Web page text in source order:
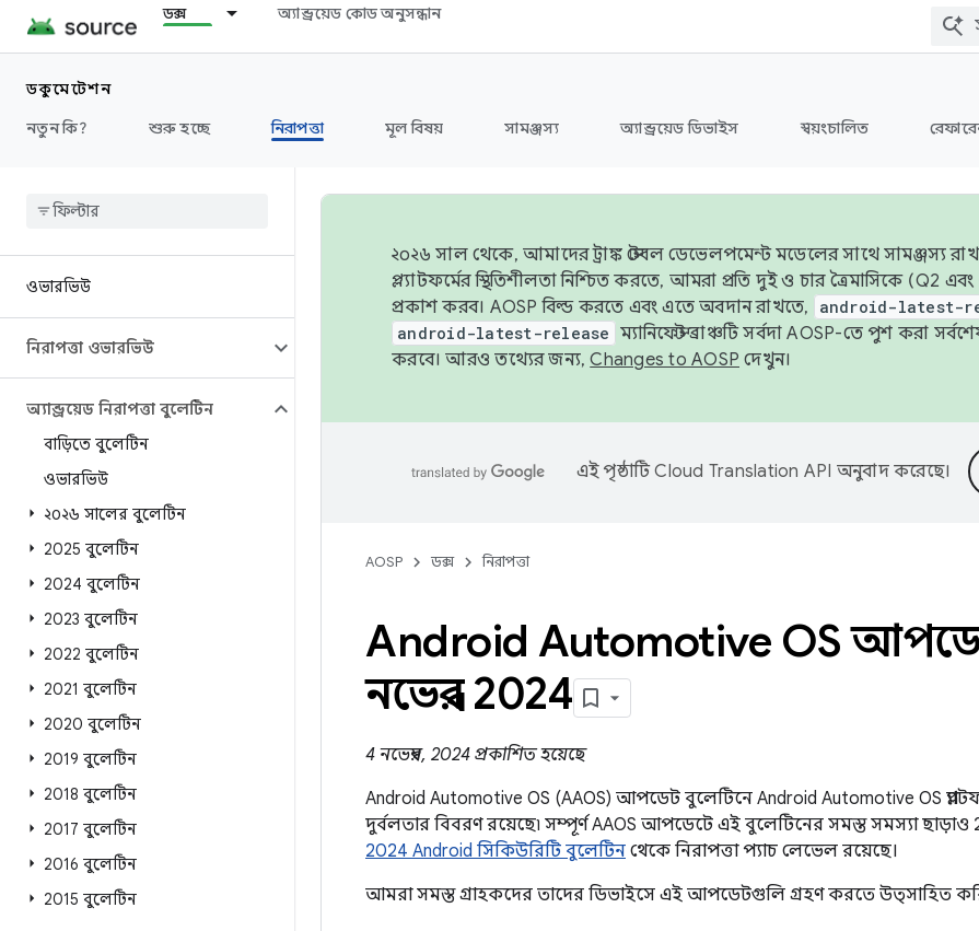
ডক্স অ্যান্ড্রয়েড কোড অনুসন্ধান
ডকুমেন্টেশন
নতুন কি?
শুরু হচ্ছে নিরাপত্তা মূল বিষয় সামঞ্জস্য অ্যান্ড্রয়েড ডিভাইস স্বয়ংচালিত
ওভারভিউ
নিরাপত্তা ওভারভিউ
অ্যান্ড্রয়েড নিরাপত্তা বুলেটিন
বাড়িতে বুলেটিন
ওভারভিউ
২০২৬ সালের বুলেটিন
2025 বুলেটিন
2024 বুলেটিন
2023 বুলেটিন
2022 বুলেটিন
2021 বুলেটিন
2020 বুলেটিন
2019 বুলেটিন
2018 বুলেটিন
2017 বুলেটিন
2016 বুলেটিন
2015 বুলেটিন
২০২৬ সাল থেকে, আমাদের ট্রাঙ্ক স্টেবল ডেভেলপমেন্ট মডেলের সাথে সামঞ্জস্য
প্ল্যাটফর্মের স্থিতিশীলতা নিশ্চিত করতে, আমরা প্রতি দুই ও চার ত্রৈমাসিকে (Q2
প্রকাশ করব। AOSP বিল্ড করতে এবং এতে অবদান রাখতে,
android-latest-
android-latest-release ম্যানিফেস্ট ব্রাঞ্চটি সর্বদা AOSP-তে পুশ করা
করবে। আরও তথ্যের জন্য,Changes to AOSP দেখুন।
এই পৃষ্ঠাটিCloud Translation API অনুবাদ করেছে।
AOSP ডক্স নিরাপত্তা
Android Automotive OS
নভেম্বর 2024
4 নভেম্বর, 2024 প্রকাশিত হয়েছে
Android Automotive OS (AAOS) আপডেট বুলেটিনে Android Automotive OS
দুর্বলতার বিবরণ রয়েছে৷ সম্পূর্ণ AAOS আপডেটে এই বুলেটিনের সমস্ত সমস্যা
2024 Android সিকিউরিটি বুলেটিন থেকে নিরাপত্তা প্যাচ লেভেল রয়েছে।
আমরা সমস্ত গ্রাহকদের তাদের ডিভাইসে এই আপডেটগুলি গ্রহণ করতে উত্সাহিত